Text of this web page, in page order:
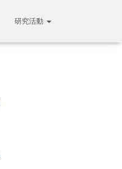
研究活動